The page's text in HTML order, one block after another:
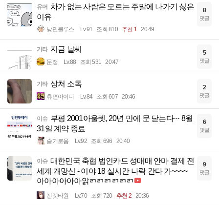
유머 차가 없는 사람은 모르는 주말에 나가기 싫은
이유
낭만블루스 Lv.91 조회 810 추천 1 20:49
8
댓글
기타 지금 날씨
문정 Lv.88 조회 531 20:47
5
댓글
기타 상처 소독
휴면아이디 Lv.84 조회 607 20:46
2
댓글
이슈 부평 2001아울렛, 20년 만에 문 닫는다··· 8월
31일 계약 종료
슬기로움 Lv.92 조회 696 20:40
6
댓글
이슈 대한민국 축협 법인카드 성매매 안마 결제 전
세계 개망신 - 이야 18 실시간 나락 간다 가~~~~
아아아아아아앍ㄺㄺㄺㄺㄺㄺ
진겟타원 Lv.70 조회 720 추천 2 20:36
9
댓글